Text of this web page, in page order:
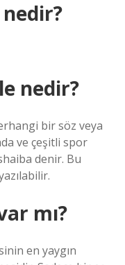
nedir?
bir söz veya
ve çeşitli spor
denir. Bu
mı?
en yaygın